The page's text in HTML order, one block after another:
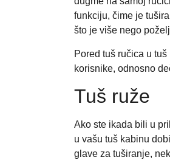
funkciju, čime je
što je više nego
Pored tuš ručica u
korisnike, odnosno
Tuš ruže
Ako ste ikada bili u
u vašu tuš kabinu
glave za tuširanje,